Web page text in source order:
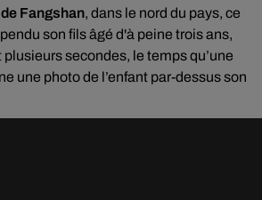
Fangshan, dans le nord du pays, ce
son fils âgé d'à peine trois ans,
secondes, le temps qu’une
une photo de l’enfant par-dessus son